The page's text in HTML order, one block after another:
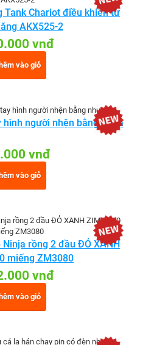
Tank Chariot điều khiển từ
AKX525-2
vnđ
vào giỏ
người nhện bằng nhựa
vnđ
vào giỏ
rồng 2 đầu ĐỎ XANH
miếng ZM3080
vnđ
vào giỏ